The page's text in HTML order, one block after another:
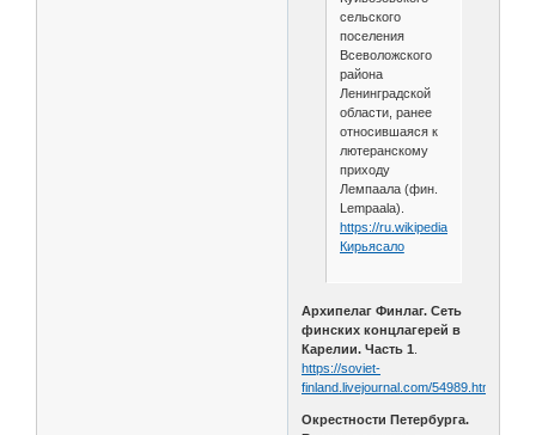
сельского
поселения
Всеволожского
района
Ленинградской
области, ранее
относившаяся к
лютеранскому
приходу
Лемпаала (фин.
Lempaala).
https://ru.wikipedia.org/wiki/
Кирьясало
Архипелаг Финлаг. Сеть
финских концлагерей в
Карелии. Часть 1
https://soviet-
finland.livejournal.com/54989.html
Окрестности Петербурга.